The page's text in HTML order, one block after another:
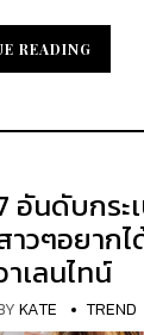
ะแบรนด์ แต่ละรุ่
บรนด์นี้ยังคงเป็นยอดฮิตสำหรับหนุ่มๆ มี
ายท่านหมายปอ
ระเป๋าสตางค์
Web coin
ตรจำนวน 2 ช่อ
READING
READING
อันดับกระ
าวๆอยาก
าเลนไทน์
KATE TREND